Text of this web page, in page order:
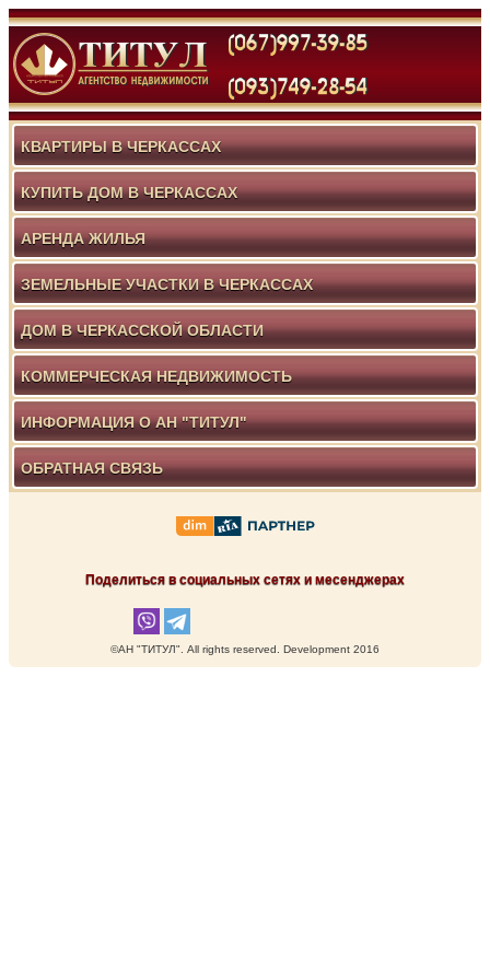
КВАРТИРЫ В ЧЕРКАССАХ
КУПИТЬ ДОМ В ЧЕРКАССАХ
АРЕНДА ЖИЛЬЯ
ЗЕМЕЛЬНЫЕ УЧАСТКИ В ЧЕРКАССАХ
ДОМ В ЧЕРКАССКОЙ ОБЛАСТИ
КОММЕРЧЕСКАЯ НЕДВИЖИМОСТЬ
ИНФОРМАЦИЯ О АН "ТИТУЛ"
ОБРАТНАЯ СВЯЗЬ
Поделиться в социальных сетях и месенджерах
©АН "ТИТУЛ". Аll rights reserved. Development 2016